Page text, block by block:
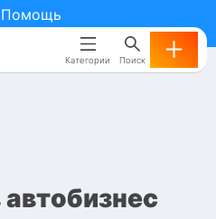
Помощь
Категории Поиск
Помощь
Категории Поиск